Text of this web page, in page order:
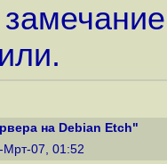
на Debian Etch"
Мрт-07, 01:52